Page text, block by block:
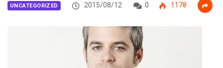
UNCATEGORIZED 2015/08/12 0 1178